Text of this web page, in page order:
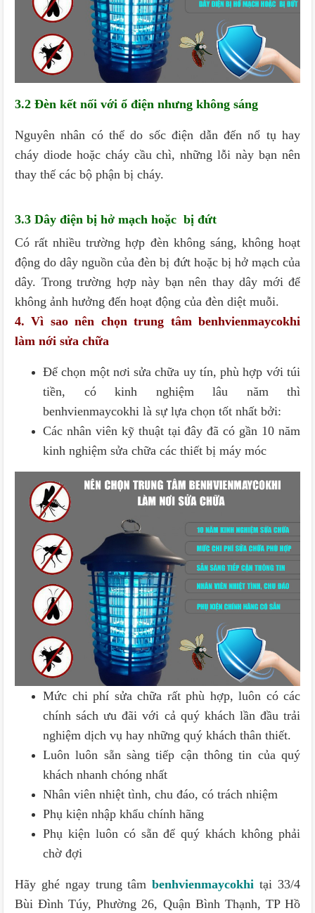
3.2 Đèn kết nối với ổ điện nhưng không sáng
Nguyên nhân có thể do sốc điện dẫn đến nổ tụ hay
cháy diode hoặc cháy cầu chì, những lỗi này bạn nên
thay thế các bộ phận bị cháy.
3.3 Dây điện bị hở mạch hoặc bị đứt
Có rất nhiều trường hợp đèn không sáng, không hoạt
động do dây nguồn của đèn bị đứt hoặc bị hở mạch của
dây. Trong trường hợp này bạn nên thay dây mới để
không ảnh hưởng đến hoạt động của đèn diệt muỗi.
4. Vì sao nên chọn trung tâm benhvienmaycokhi
làm nới sửa chữa
Để chọn một nơi sửa chữa uy tín, phù hợp với túi
tiền, có kinh nghiệm lâu năm thì
benhvienmaycokhi là sự lựa chọn tốt nhất bởi:
Các nhân viên kỹ thuật tại đây đã có gần 10 năm
kinh nghiệm sửa chữa các thiết bị máy móc
Mức chi phí sửa chữa rất phù hợp, luôn có các
chính sách ưu đãi với cả quý khách lần đầu trải
nghiệm dịch vụ hay những quý khách thân thiết.
Luôn luôn sẵn sàng tiếp cận thông tin của quý
khách nhanh chóng nhất
Nhân viên nhiệt tình, chu đáo, có trách nhiệm
Phụ kiện nhập khẩu chính hãng
Phụ kiện luôn có sẵn để quý khách không phải
chờ đợi
Hãy ghé ngay trung tâmbenhvienmaycokhi tại 33/4
Bùi Đình Túy, Phường 26, Quận Bình Thạnh, TP Hồ